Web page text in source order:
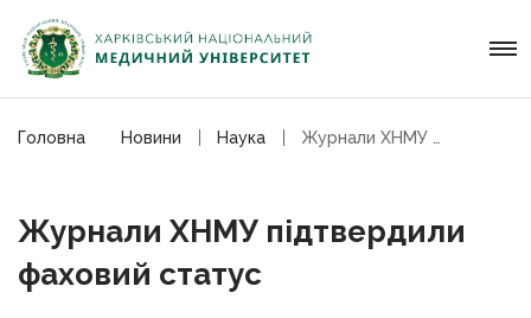
Головна Новини Наука
Журнали ХНМУ підтвердили
фаховий статус